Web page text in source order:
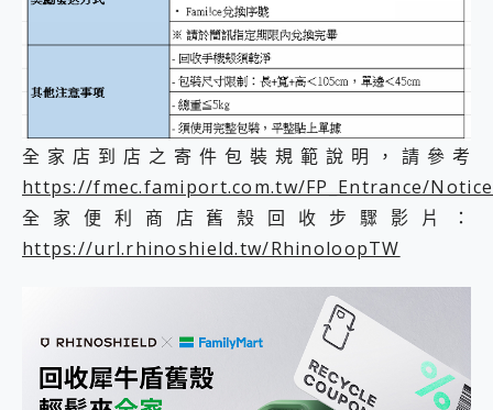
全家店到店之寄件包裝規範說明，請參考
https://fmec.famiport.com.tw/FP_Entrance/Notice
全家便利商店舊殼回收步驟影片：
https://url.rhinoshield.tw/RhinoloopTW